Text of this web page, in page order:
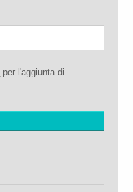
per l'aggiunta di